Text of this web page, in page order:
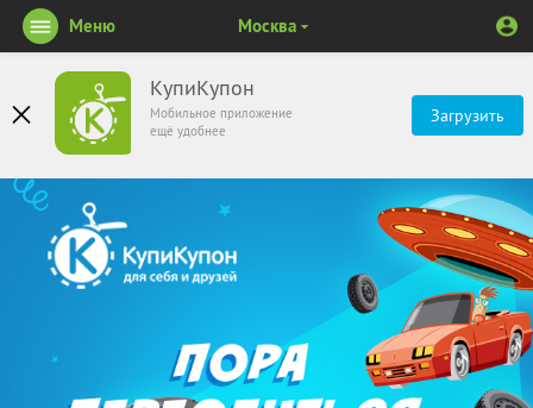
КупиКупон
Мобильное приложение
ещё удобнее
Загрузить
Меню Москва